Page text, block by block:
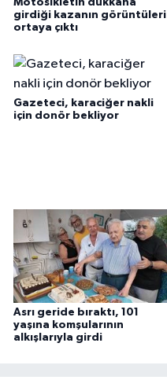
Motosikletin dükkana
girdiği kazanın görüntüleri
ortaya çıktı
Gazeteci, karaciğer nakli
için donör bekliyor
Asrı geride bıraktı, 101
yaşına komşularının
alkışlarıyla girdi